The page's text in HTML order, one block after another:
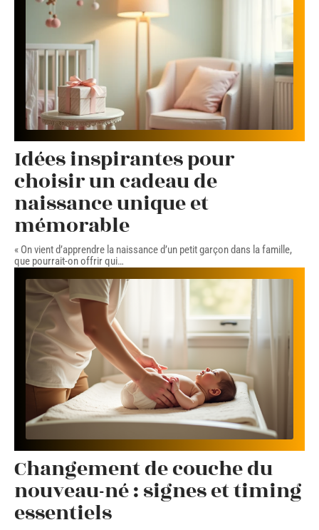
Idées inspirantes pour
choisir un cadeau de
naissance unique et
mémorable
« On vient d’apprendre la naissance d’un petit garçon dans la famille,
que pourrait-on offrir qui…
Changement de couche du
nouveau-né : signes et timing
essentiels